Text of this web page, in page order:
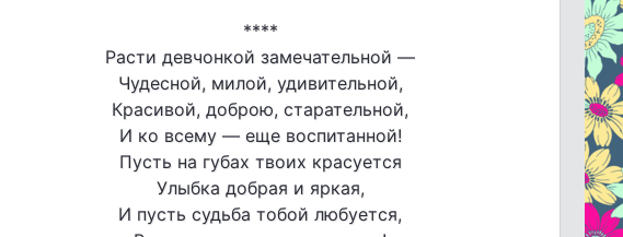
****
Расти девчонкой замечательной —
Чудесной, милой, удивительной,
Красивой, доброю, старательной,
И ко всему — еще воспитанной!
Пусть на губах твоих красуется
Улыбка добрая и яркая,
И пусть судьба тобой любуется,